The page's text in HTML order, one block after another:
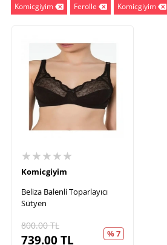
Komicgiyim
Ferolle Komicgiyim
★★★★★
Komicgiyim
Beliza Balenli Toparlayıcı
Sütyen
800.00TL
739.00TL % 7